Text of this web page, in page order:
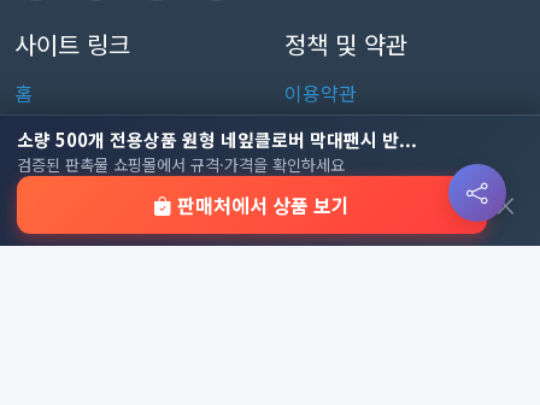
소량 500개 전용상품 원형 네잎클로버 막대팬시 반...
검증된 판촉물 쇼핑몰에서 규격·가격을 확인하세요
판매처에서 상품 보기 ×
사이트 링크
홈
판촉물 인기 순위
전체 카테고리
자주 묻는 질문
정책 및 약관
이용약관
개인정보처리방침
쿠키 정책